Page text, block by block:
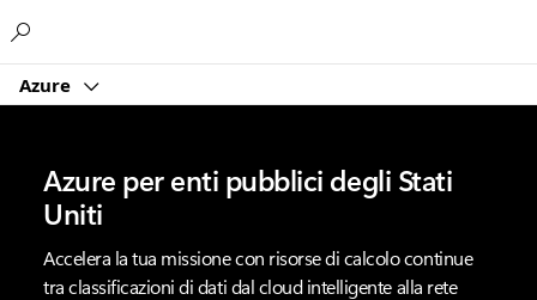
Azure
Azure per enti pubblici degli Stati
Uniti
Accelera la tua missione con risorse di calcolo continue
tra classificazioni di dati dal cloud intelligente alla rete